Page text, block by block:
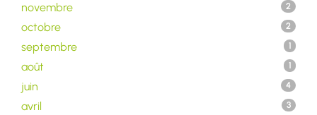
novembre
2
octobre 2
septembre 1
août 1
juin 4
avril 3